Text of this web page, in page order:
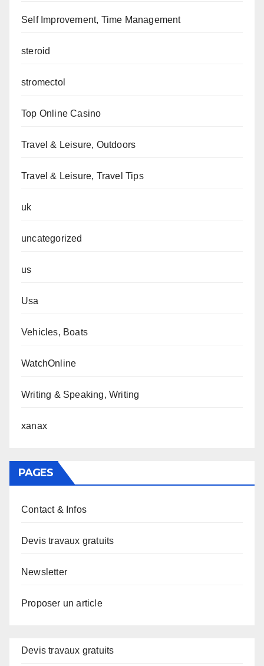
Self Improvement, Time Management
steroid
stromectol
Top Online Casino
Travel & Leisure, Outdoors
Travel & Leisure, Travel Tips
uk
uncategorized
us
Usa
Vehicles, Boats
WatchOnline
Writing & Speaking, Writing
xanax
PAGES
Contact & Infos
Devis travaux gratuits
Newsletter
Proposer un article
Devis travaux gratuits